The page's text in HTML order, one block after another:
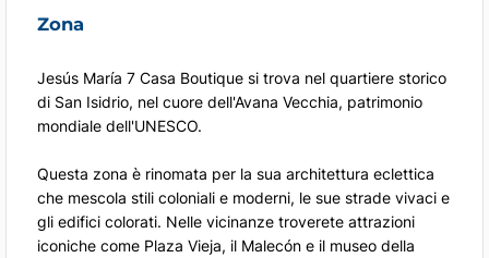
Zona
Jesús María 7 Casa Boutique si trova nel quartiere storico
di San Isidrio, nel cuore dell'Avana Vecchia, patrimonio
mondiale dell'UNESCO.
Questa zona è rinomata per la sua architettura eclettica
che mescola stili coloniali e moderni, le sue strade vivaci e
gli edifici colorati. Nelle vicinanze troverete attrazioni
iconiche come Plaza Vieja, il Malecón e il museo della